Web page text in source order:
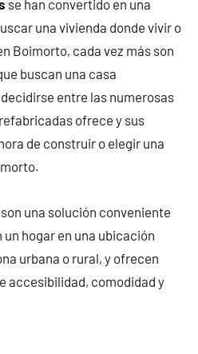
se han convertido en una
una vivienda donde vivir o
Boimorto, cada vez más son
buscan una casa
entre las numerosas
ofrece y sus
de construir o elegir una
una solución conveniente
hogar en una ubicación
urbana o rural, y ofrecen
accesibilidad, comodidad y